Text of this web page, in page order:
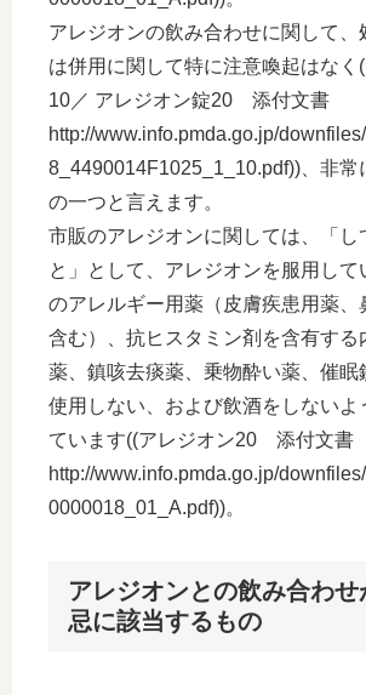
アレジオンの飲み合わせに関して、
は併用に関して特に注意喚起はなく
10／ アレジオン錠20 添付文書
http://www.info.pmda.go.jp/
8_4490014F1025_1_10.pdf))、非常
の一つと言えます。
市販のアレジオンに関しては、「し
と」として、アレジオンを服用して
のアレルギー用薬（皮膚疾患用薬、
含む）、抗ヒスタミン剤を含有する
薬、鎮咳去痰薬、乗物酔い薬、催眠
使用しない、および飲酒をしないよ
ています((アレジオン20 添付文書
http://www.info.pmda.go.jp/
0000018_01_A.pdf))。
アレジオンとの飲み合わせ
忌に該当するもの